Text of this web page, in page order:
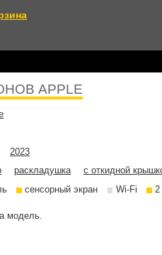
APPLE
2023
раскладушка с откидной
сенсорный экран Wi-Fi
модель.